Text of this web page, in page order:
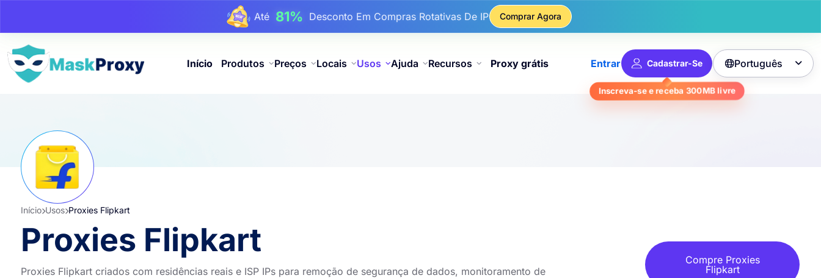
Até17%De Desconto Bônus Em Recargas
Até25%Desconto Em Compras Estáticas De IP
Comprar Agora
Início Produtos Preços Locais Usos Ajuda Recursos Proxy grátis Entrar Cadastrar-Se
Inscreva-se e receba 300MBlivre
Português 
Início Usos Proxies Flipkart
Proxies Flipkart
Proxies Flipkart criados com residências reais e ISP IPs para remoção de segurança de dados, monitoramento de
Compre Proxies
Flipkart